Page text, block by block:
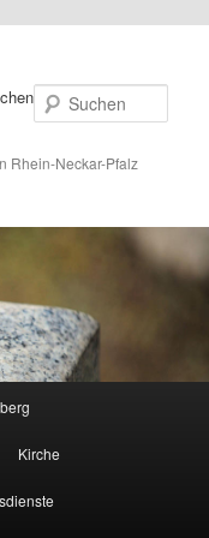
Rhein-Neckar-Pfalz
Kirche